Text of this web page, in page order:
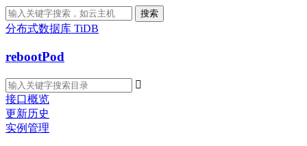
搜索
分布式数据库 TiDB
rebootPod

接口概览
更新历史
实例管理